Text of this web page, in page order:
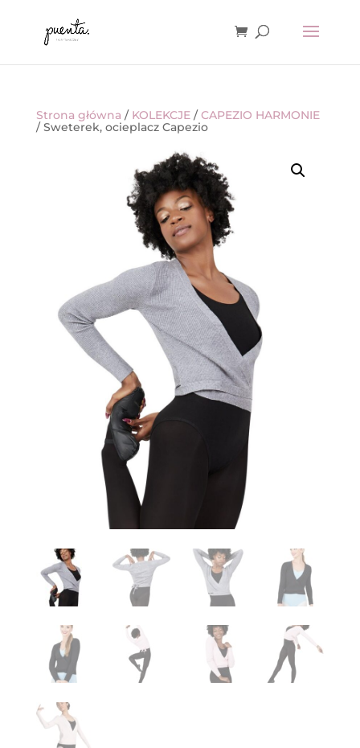
Strona główna / KOLEKCJE/CAPEZIO HARMONIE
/ Sweterek, ocieplacz Capezio